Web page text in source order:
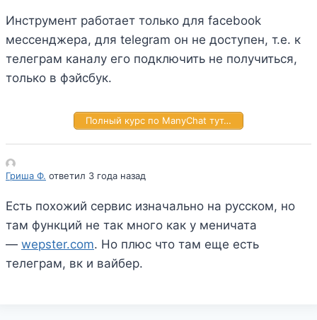
Инструмент работает только для facebook
мессенджера, для telegram он не доступен, т.е. к
телеграм каналу его подключить не получиться,
только в фэйсбук.
Полный курс по ManyChat тут…
Гриша Ф. ответил 3 года назад
Есть похожий сервис изначально на русском, но
там функций не так много как у меничата
— wepster.com. Но плюс что там еще есть
телеграм, вк и вайбер.